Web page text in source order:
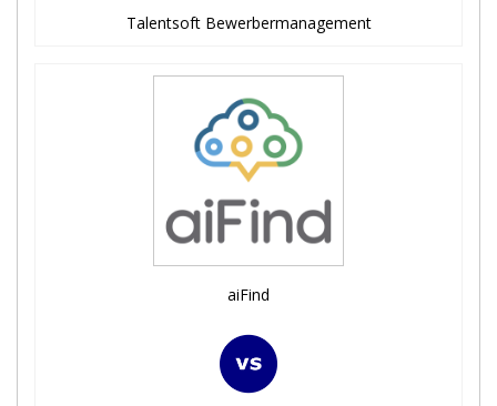
Talentsoft Bewerbermanagement
aiFind